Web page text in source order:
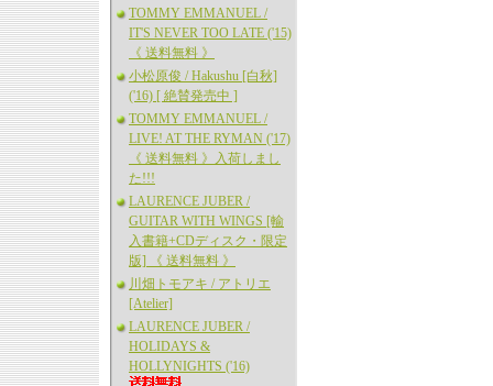
TOMMY EMMANUEL /
IT'S NEVER TOO LATE ('15)
《 送料無料 》
小松原俊 / Hakushu [白秋]
('16) [ 絶賛発売中 ]
TOMMY EMMANUEL /
LIVE! AT THE RYMAN ('17)
《 送料無料 》入荷しまし
た!!!
LAURENCE JUBER /
GUITAR WITH WINGS [輸
入書籍+CDディスク・限定
版] 《 送料無料 》
川畑トモアキ / アトリエ
[Atelier]
LAURENCE JUBER /
HOLIDAYS &
HOLLYNIGHTS ('16)